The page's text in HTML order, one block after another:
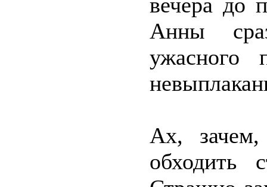
вечера до
Анны
ужасного
Ах, зачем,
обходить